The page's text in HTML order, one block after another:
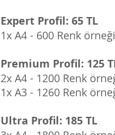
Expert Profil: 65 TL
1x A4 - 600 Renk örneği
Premium Profil: 125
2x A4 - 1200 Renk
1x A3 - 1260 Renk
Ultra Profil: 185 TL